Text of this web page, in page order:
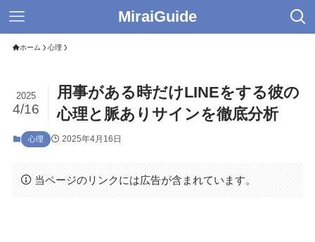
MiraiGuide
ホーム 心理
用事がある時だけLINEをする彼の
心理と脈ありサインを徹底分析
2025
4/16
心理 2025年4月16日
当ページのリンクには広告が含まれています。